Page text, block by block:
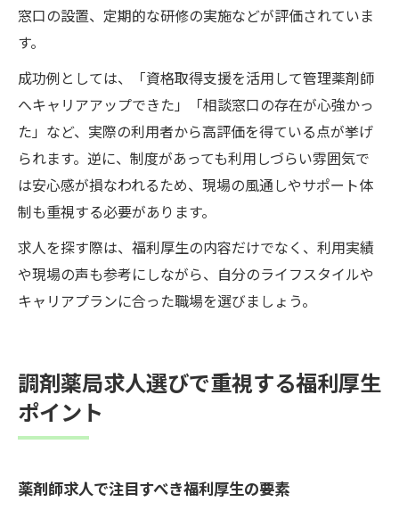
窓口の設置、定期的な研修の実施などが評価されていま
す。
成功例としては、「資格取得支援を活用して管理薬剤師
へキャリアアップできた」「相談窓口の存在が心強かっ
た」など、実際の利用者から高評価を得ている点が挙げ
られます。逆に、制度があっても利用しづらい雰囲気で
は安心感が損なわれるため、現場の風通しやサポート体
制も重視する必要があります。
求人を探す際は、福利厚生の内容だけでなく、利用実績
や現場の声も参考にしながら、自分のライフスタイルや
キャリアプランに合った職場を選びましょう。
調剤薬局求人選びで重視する福利厚生
ポイント
薬剤師求人で注目すべき福利厚生の要素